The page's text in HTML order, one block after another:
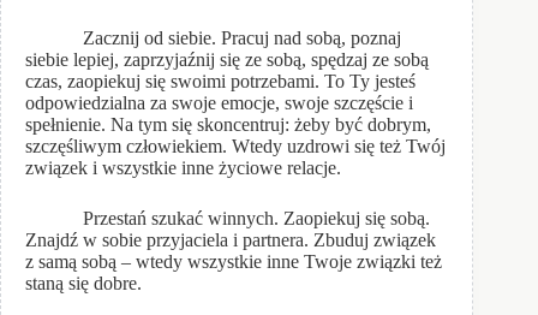
Zacznij od siebie. Pracuj nad sobą, poznaj
siebie lepiej, zaprzyjaźnij się ze sobą, spędzaj ze sobą
czas, zaopiekuj się swoimi potrzebami. To Ty jesteś
odpowiedzialna za swoje emocje, swoje szczęście i
spełnienie. Na tym się skoncentruj: żeby być dobrym,
szczęśliwym człowiekiem. Wtedy uzdrowi się też Twój
związek i wszystkie inne życiowe relacje.
Przestań szukać winnych. Zaopiekuj się sobą.
Znajdź w sobie przyjaciela i partnera. Zbuduj związek
z samą sobą – wtedy wszystkie inne Twoje związki też
staną się dobre.